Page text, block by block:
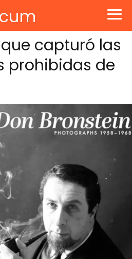
capturó las
prohibidas de